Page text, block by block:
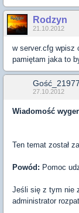
Rodzyn
21.10.2012
w server.cfg wpisz
pamiętam jaka to
27.10.2012
Wiadomość
Ten temat został
Powód: Pomoc
Jeśli się z tym nie
administrator